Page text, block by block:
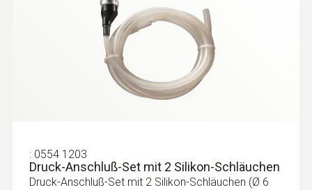
: 0554 1203
Druck-Anschluß-Set mit 2 Silikon-Schläuchen
Druck-Anschluß-Set mit 2 Silikon-Schläuchen (Ø 6